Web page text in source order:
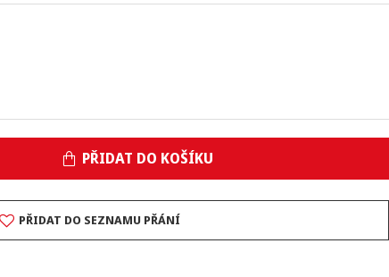
PŘIDAT DO KOŠÍKU
PŘIDAT DO SEZNAMU PŘÁNÍ